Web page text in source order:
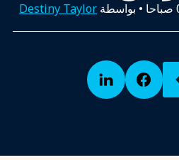
• بواسطة Destiny Taylor